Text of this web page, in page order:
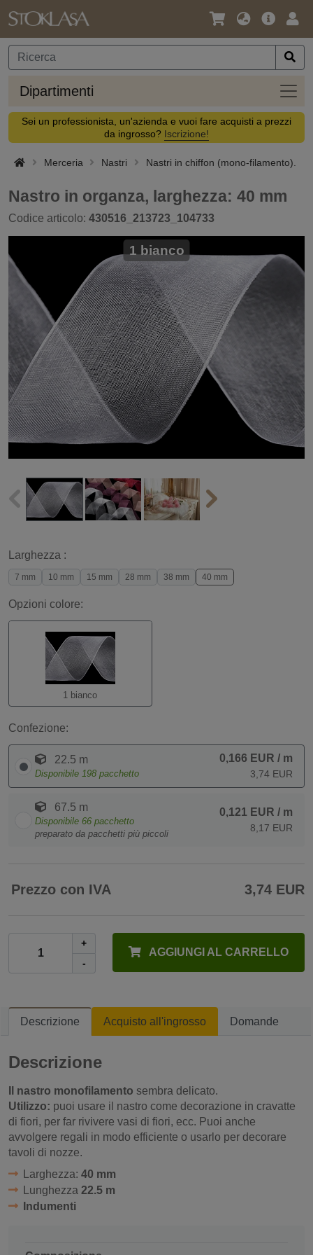
Lingua
Valuta
Offerta
Dipartimenti
Sei un professionista, un'azienda e vuoi fare acquisti a prezzi
da ingrosso? Iscrizione!
Merceria Nastri Nastri in chiffon (mono-filamento).
Nastro in organza, larghezza: 40 mm
Codice articolo: 430516_213723_104733
1 bianco
Larghezza :
7 mm 10 mm 15 mm 28 mm 38 mm 40 mm
Opzioni colore:
1 bianco
Confezione:
22.5 m
Disponibile 198 pacchetto
0,166 EUR / m
3,74 EUR
67.5 m
Disponibile 66 pacchetto
preparato da pacchetti più piccoli
0,121 EUR / m
8,17 EUR
Prezzo con IVA 3,74 EUR
+
-
AGGIUNGI AL CARRELLO
Descrizione Acquisto all'ingrosso Domande
Descrizione
Il nastro monofilamento sembra delicato.
Utilizzo: puoi usare il nastro come decorazione in cravatte
di fiori, per far rivivere vasi di fiori, ecc. Puoi anche
avvolgere regali in modo efficiente o usarlo per decorare
tavoli di nozze.
Larghezza: 40 mm
Lunghezza 22.5 m
Indumenti